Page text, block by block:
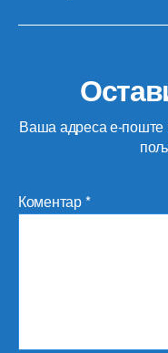
Ваша адреса е-поште
Коментар*